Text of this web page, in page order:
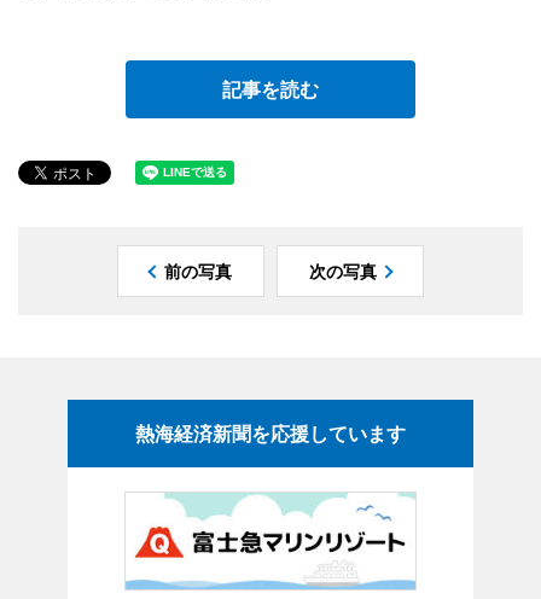
記事を読む
前の写真 次の写真
熱海経済新聞を応援しています